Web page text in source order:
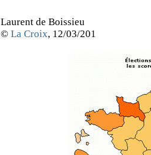
Laurent de Boissieu
© La Croix, 12/03/201